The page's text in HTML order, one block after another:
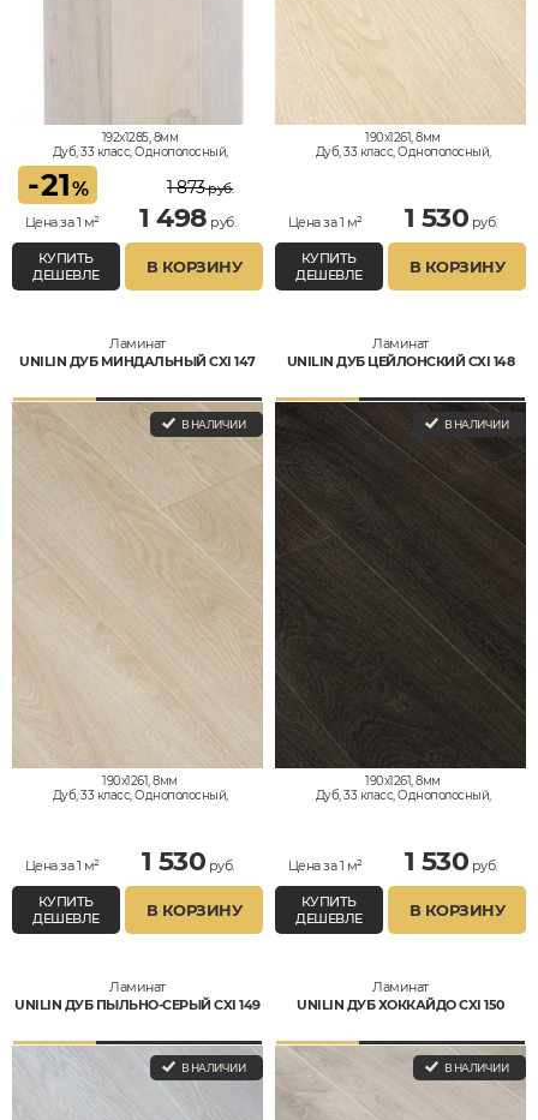
192x1285, 8мм
Дуб, 33 класс, Однополосный,
-21%
Цена за 1 м²
1 873руб.
1 498 руб.
КУПИТЬ
ДЕШЕВЛЕ
В КОРЗИНУ
190x1261, 8мм
Дуб, 33 класс, Однополосный,
Цена за 1 м² 1 530 руб.
КУПИТЬ
ДЕШЕВЛЕ
В КОРЗИНУ
Ламинат
UNILIN ДУБ МИНДАЛЬНЫЙ CXI 147
В НАЛИЧИИ
190x1261, 8мм
Дуб, 33 класс, Однополосный,
Цена за 1 м² 1 530 руб.
КУПИТЬ
ДЕШЕВЛЕ
В КОРЗИНУ
Ламинат
UNILIN ДУБ ЦЕЙЛОНСКИЙ CXI 148
В НАЛИЧИИ
190x1261, 8мм
Дуб, 33 класс, Однополосный,
Цена за 1 м² 1 530 руб.
КУПИТЬ
ДЕШЕВЛЕ
В КОРЗИНУ
Ламинат
UNILIN ДУБ ПЫЛЬНО-СЕРЫЙ CXI 149
В НАЛИЧИИ
Ламинат
UNILIN ДУБ ХОККАЙДО CXI 150
В НАЛИЧИИ